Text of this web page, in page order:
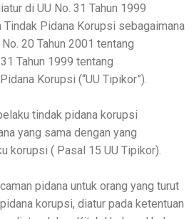
di UU No. 31 Tahun 1999
Pidana Korupsi sebagaimana
20 Tahun 2001 tentang
Tahun 1999 tentang
Korupsi (“UU Tipikor”).
tindak pidana korupsi
yang sama dengan yang
korupsi ( Pasal 15 UU Tipikor).
pidana untuk orang yang turut
korupsi, diatur pada ketentuan